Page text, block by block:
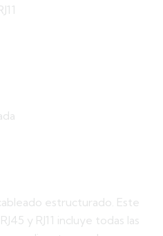
estructurado. Este
y RJ11 incluye todas las